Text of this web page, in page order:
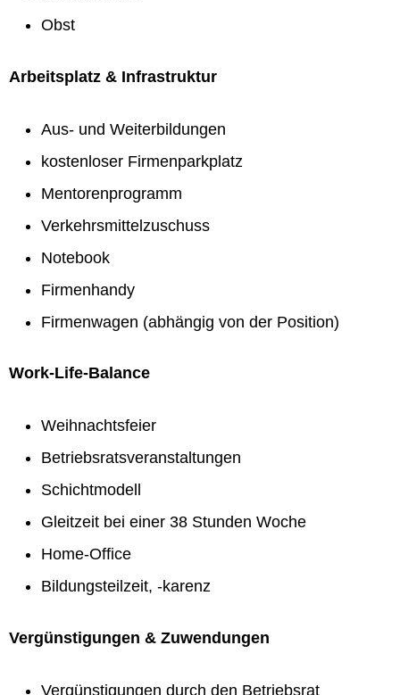
Obst
Arbeitsplatz & Infrastruktur
Aus- und Weiterbildungen
kostenloser Firmenparkplatz
Mentorenprogramm
Verkehrsmittelzuschuss
Notebook
Firmenhandy
Firmenwagen (abhängig von der Position)
Work-Life-Balance
Weihnachtsfeier
Betriebsratsveranstaltungen
Schichtmodell
Gleitzeit bei einer 38 Stunden Woche
Home-Office
Bildungsteilzeit, -karenz
Vergünstigungen & Zuwendungen
Vergünstigungen durch den Betriebsrat